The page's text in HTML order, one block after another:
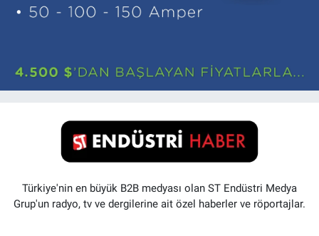
Türkiye'nin en büyük B2B medyası olan ST Endüstri Medya
Grup'un radyo, tv ve dergilerine ait özel haberler ve röportajlar.